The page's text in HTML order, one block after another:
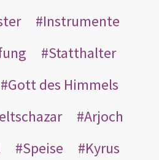
Instrumente
Statthalter
Gott des Himmels
Arjoch
Speise
Kyrus